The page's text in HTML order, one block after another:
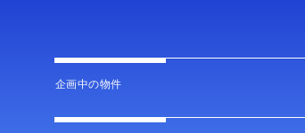
企画中の物件